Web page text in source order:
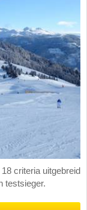
criteria uitgebreid
testsieger.